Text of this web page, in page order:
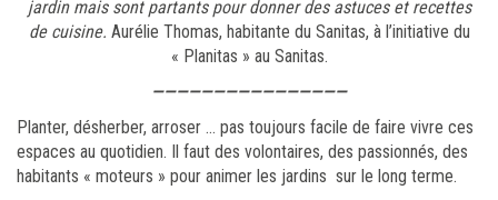
jardin mais sont partants pour donner des astuces et recettes
de cuisine. Aurélie Thomas, habitante du Sanitas, à l’initiative du
« Planitas » au Sanitas.
————————————————
Planter, désherber, arroser … pas toujours facile de faire vivre ces
espaces au quotidien. Il faut des volontaires, des passionnés, des
habitants « moteurs » pour animer les jardins sur le long terme.